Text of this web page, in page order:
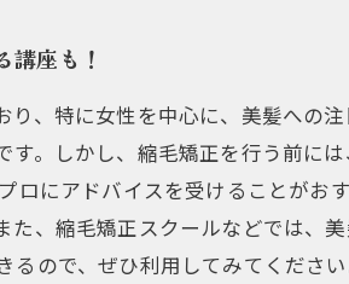
講座も！
り、特に女性を中心に、美髪への
す。しかし、縮毛矯正を行う前に
ロにアドバイスを受けることが
た、縮毛矯正スクールなどでは、
るので、ぜひ利用してみてくださ